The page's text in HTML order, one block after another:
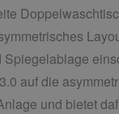
Spiegelablage
auf die
und bietet